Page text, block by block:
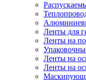
Ленты для
Ленты на
Ленты на
Ленты на